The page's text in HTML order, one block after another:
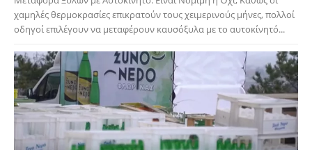
χαμηλές θερμοκρασίες επικρατούν τους χειμερινούς μήνες, πολλοί
οδηγοί επιλέγουν να μεταφέρουν καυσόξυλα με το αυτοκίνητό...